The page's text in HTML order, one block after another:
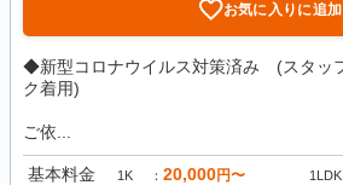
お気に入りに追加
◆新型コロナウイルス対策済み (スタッ
ク着用)
ご依...
基本料金 1K 20,000円〜 1LDK